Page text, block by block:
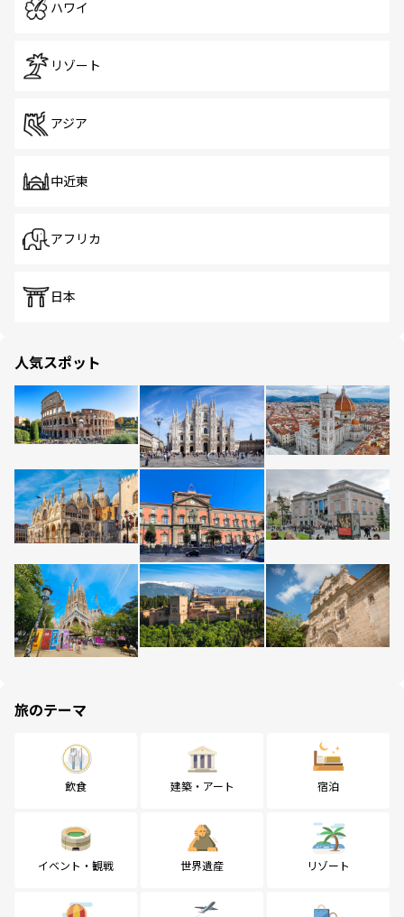
ハワイ
リゾート
アジア
中近東
アフリカ
日本
人気スポット
旅のテーマ
飲食 建築・アート 宿泊
イベント・観戦 世界遺産 リゾート